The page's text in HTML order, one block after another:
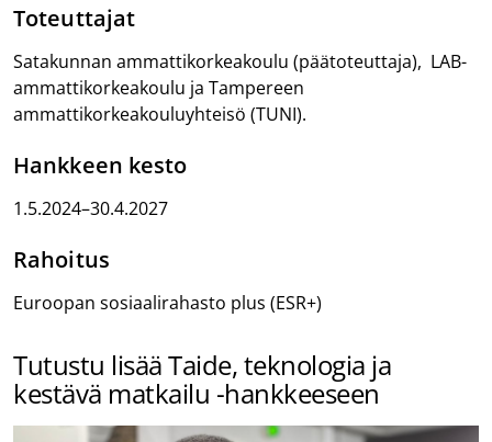
Toteuttajat
Satakunnan ammattikorkeakoulu (päätoteuttaja), LAB-
ammattikorkeakoulu ja Tampereen
ammattikorkeakouluyhteisö (TUNI).
Hankkeen kesto
1.5.2024–30.4.2027
Rahoitus
Euroopan sosiaalirahasto plus (ESR+)
Tutustu lisää Taide, teknologia ja
kestävä matkailu -hankkeeseen